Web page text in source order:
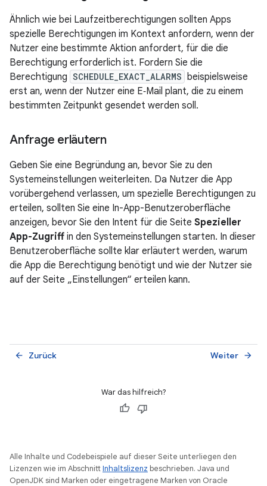
Ähnlich wie bei Laufzeitberechtigungen sollten Apps
spezielle Berechtigungen im Kontext anfordern, wenn der
Nutzer eine bestimmte Aktion anfordert, für die die
Berechtigung erforderlich ist. Fordern Sie die
Berechtigung SCHEDULE_EXACT_ALARMS
beispielsweise
erst an, wenn der Nutzer eine E‑Mail plant, die zu einem
bestimmten Zeitpunkt gesendet werden soll.
Anfrage erläutern
Geben Sie eine Begründung an, bevor Sie zu den
Systemeinstellungen weiterleiten. Da Nutzer die App
vorübergehend verlassen, um spezielle Berechtigungen zu
erteilen, sollten Sie eine In-App-Benutzeroberfläche
anzeigen, bevor Sie den Intent für die Seite Spezieller
App-Zugriff in den Systemeinstellungen starten. In dieser
Benutzeroberfläche sollte klar erläutert werden, warum
die App die Berechtigung benötigt und wie der Nutzer sie
auf der Seite „Einstellungen“ erteilen kann.
Zurück
arrow_back Weiter arrow_forward
War das hilfreich?
Alle Inhalte und Codebeispiele auf dieser Seite unterliegen den
Lizenzen wie im AbschnittInhaltslizenz beschrieben. Java und
OpenJDK sind Marken oder eingetragene Marken von Oracle